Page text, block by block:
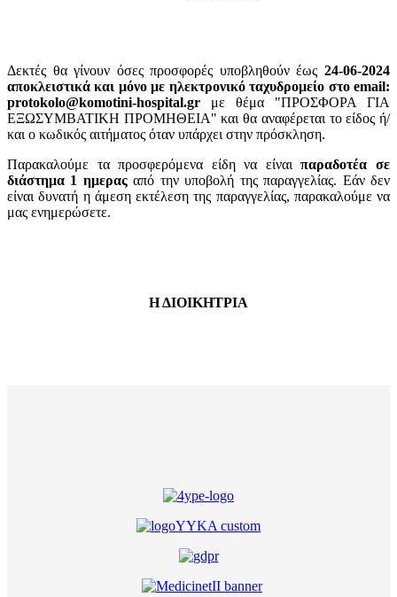
Δεκτές θα γίνουν όσες προσφορές υποβληθούν έως 24-06-2024
αποκλειστικά και μόνο με ηλεκτρονικό ταχυδρομείο στο email:
protokolo@komotini-hospital.gr με θέμα "ΠΡΟΣΦΟΡΑ ΓΙΑ
ΕΞΩΣΥΜΒΑΤΙΚΗ ΠΡΟΜΗΘΕΙΑ" και θα αναφέρεται το είδος ή/
και ο κωδικός αιτήματος όταν υπάρχει στην πρόσκληση.
Παρακαλούμε τα προσφερόμενα είδη να είναιπαραδοτέα σε
διάστημα 1 ημεραςαπό την υποβολή της παραγγελίας. Εάν δεν
είναι δυνατή η άμεση εκτέλεση της παραγγελίας, παρακαλούμε να
μας ενημερώσετε.
Η ΔΙΟΙΚΗΤΡΙΑ